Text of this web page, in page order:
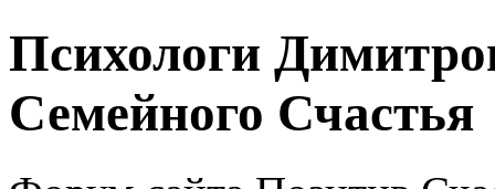
Психологи
Семейного Счастья